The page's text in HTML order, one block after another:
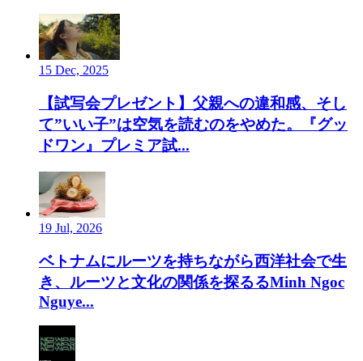
15 Dec, 2025
【試写会プレゼント】父親への違和感、そし
て”いい子”は空気を読むのをやめた。『グッ
ドワン』プレミア試...
19 Jul, 2026
ベトナムにルーツを持ちながら西洋社会で生
き、ルーツと文化の関係を探るるMinh Ngoc
Nguye...